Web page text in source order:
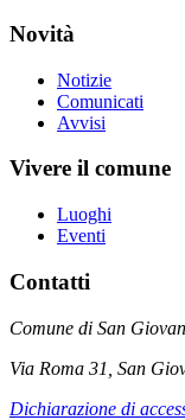
Novità
Notizie
Comunicati
Avvisi
Vivere il comune
Luoghi
Eventi
Contatti
Comune di San
Via Roma 31, San
Dichiarazione di